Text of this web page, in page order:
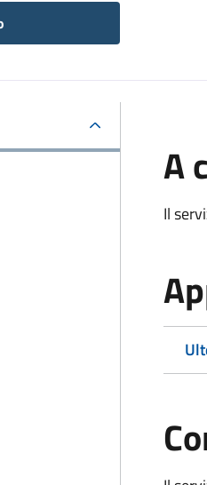
A
Il